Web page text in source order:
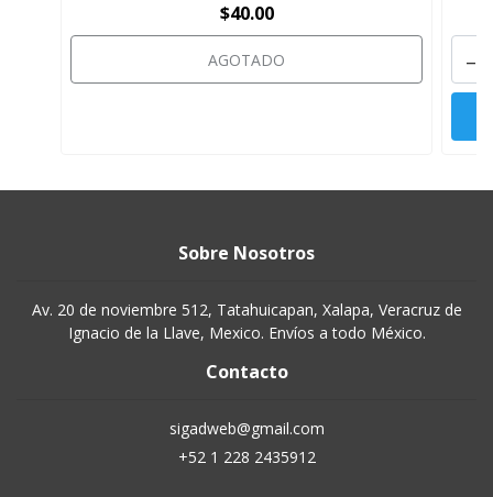
$40.00
AGOTADO -
Sobre Nosotros
Av. 20 de noviembre 512, Tatahuicapan, Xalapa, Veracruz de
Ignacio de la Llave, Mexico. Envíos a todo México.
Contacto
sigadweb@gmail.com
+52 1 228 2435912